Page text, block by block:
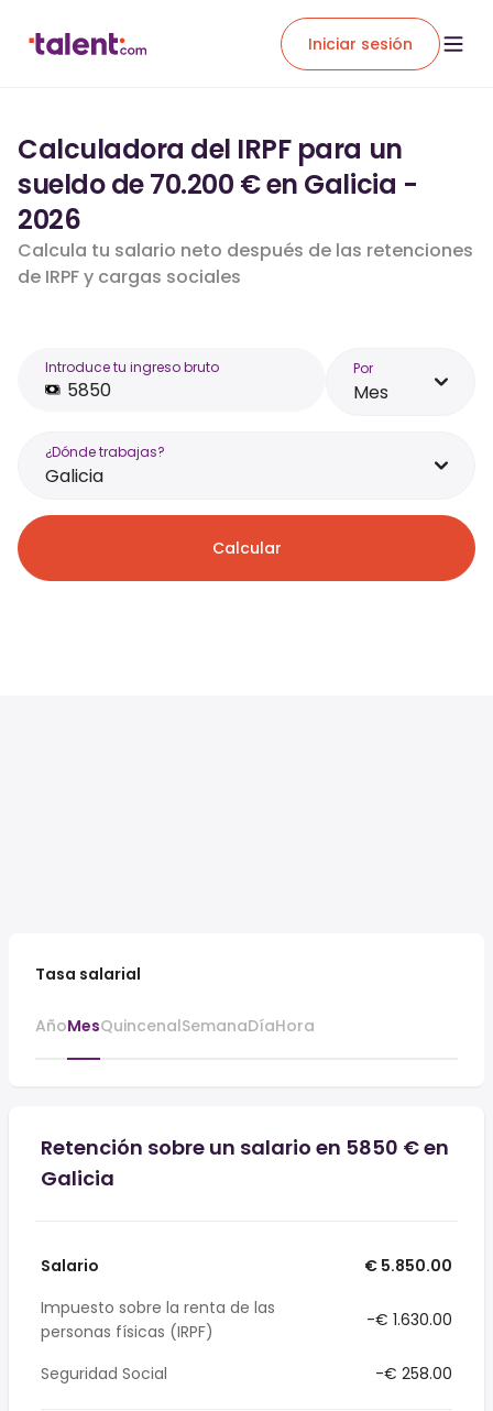
Iniciar sesión
Calculadora del IRPF para un
sueldo de 70.200 € en Galicia -
2026
Calcula tu salario neto después de las retenciones
de IRPF y cargas sociales
Introduce tu ingreso bruto Por
Mes
¿Dónde trabajas?
Galicia
Calcular
Tasa salarial
AñoMesQuincenalSemanaDíaHora
Retención sobre un salario en 5850 € en
Galicia
Salario
€ 5.850.00
Impuesto sobre la renta de las
personas físicas (IRPF)
-€ 1.630.00
Seguridad Social -€ 258.00